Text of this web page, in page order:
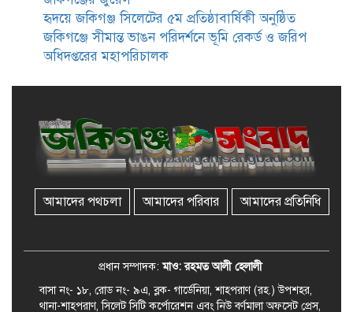
জকিগঞ্জে বালাউট ছাহেব বাড়ীর
উদ্যোগে দিনব্যাপী ফ্রি চক্ষু সেবা ক্যাম্প
জকিগঞ্জে সাজাপ্রাপ্ত আসামিসহ
রেলপথে যুক্ত হবে জকিগঞ্জ-কানাইঘাট,
শুরু হচ্ছে সম্ভাব্যতা সমীক্ষা
ছবি ঘিরে আলোচনা!
হৃদয়ে জকিগঞ্জ সিলেটের ৫ম প্রতিষ্ঠাবার্ষিকী অনুষ্ঠিত
জকিগঞ্জে সীমান্ত ভাঙন পরিদর্শনে ভূমি রেকর্ড ও জরিপ
অধিদপ্তরের মহাপরিচালক
আমাদের পথচলা আমাদের পরিবার আমাদের প্রতিনিধি
প্রধান সম্পাদক:মাও: রহমত আলী হেলালী
বাসা নং- ১৮, রোড নং- ৯এ, ব্লক- গার্ডেনিয়া, শাহপরাণ (রহ.) উপশহর,
থানা-শাহপরাণ, সিলেট সিটি কর্পোরেশন এবং নিউ বর্ণমালা অফসেট প্রেস,